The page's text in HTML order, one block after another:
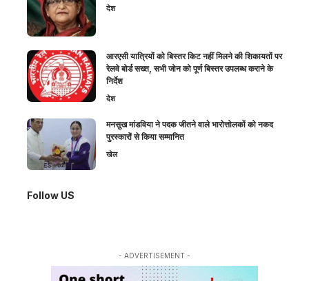
देश
आरएसी यात्रियों को बिस्तर किट नहीं मिलने की शिकायतों पर
रेलवे बोर्ड सख्त, सभी जोन को पूर्ण बिस्तर उपलब्ध कराने के
निर्देश
देश
मनसुख मांडविया ने पदक जीतने वाले भारोत्तोलकों को नकद
पुरस्कारों से किया सम्मानित
खेल
Follow US
- ADVERTISEMENT -